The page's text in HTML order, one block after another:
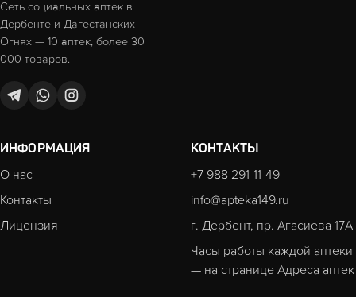
Сеть социальных аптек в
Дербенте и Дагестанских
Огнях — 10 аптек, более 30
000 товаров.
ИНФОРМАЦИЯ
О нас
Контакты
Лицензия
КОНТАКТЫ
+7 988 291-11-49
info@apteka149.ru
г. Дербент, пр. Агасиева 17А
Часы работы каждой аптеки
— на странице Адреса аптек